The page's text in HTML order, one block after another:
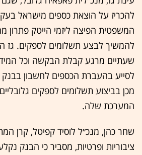
להכריז על הוצאת כספים מישראל
המשפטית הפיצה ליזמי הייטק פתרון
להמשיך לבצע תשלומים לספקים. גז
שעתיים מרגע קבלת הבקשה וכל
לסייע בהעברת הכספים לחשבון בבנק
מכן בביצוע תשלומים לספקים
המערכת שלה.
שחר כהן, מנכ״ל לוסיד קפיטל, קרן
ציבוריות ופרטיות, מסביר כי הבנק